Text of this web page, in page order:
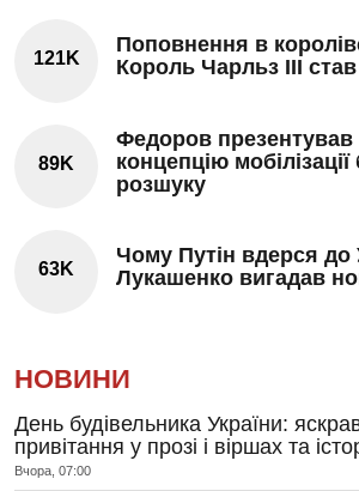
121K
Поповнення в
Король Чарльз III став
89K
Федоров презентував
концепцію
розшуку
63K
Чому Путін вдерся до
Лукашенко вигадав
НОВИНИ
День будівельника України:
привітання у прозі і віршах та
Вчора, 07:00